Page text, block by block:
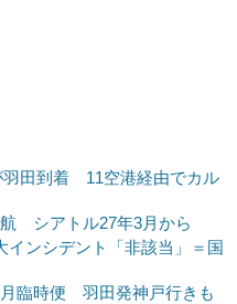
羽田到着 11空港経由でカル
シアトル27年3月から
インシデント「非該当」＝国
臨時便 羽田発神戸行きも